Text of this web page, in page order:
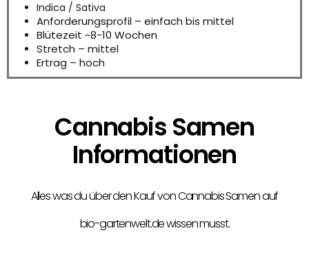
Indica / Sativa
Anforderungsprofil – einfach bis mittel
Blütezeit ~8-10 Wochen
Stretch – mittel
Ertrag – hoch
Cannabis Samen
Informationen
Alles was du über den Kauf von Cannabis Samen auf
bio-gartenwelt.de wissen musst.